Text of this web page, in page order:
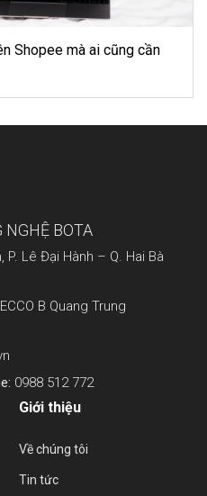
Shopee để có một mùa kinh
NGHỆ BOTA
P. Lê Đại Hành – Q. Hai Bà
B Quang Trung
0988 512 772
Giới thiệu
Về chúng tôi
Tin tức